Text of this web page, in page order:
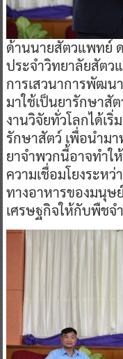
ด้านนายสัตวแพทย์
ประจำวิทยาลัยสัตว
การเสวนาการพัฒ
มาใช้เป็นยารักษาสั
งานวิจัยทั่วโลกได้เ
รักษาสัตว์ เพื่อนำม
ยาจำพวกนี้อาจทำใ
ความเชื่อมโยงระห
ทางอาหารของมนุษ
เศรษฐกิจให้กับพืชจ